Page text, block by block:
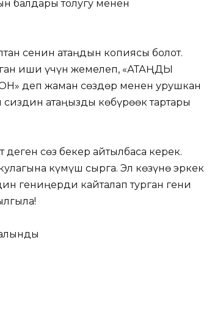
балдары толугу менен
сенин атаңдын копиясы болот.
иши үчүн жемелеп, «АТАҢДЫ
деп жаман сөздөр менен урушкан
атаңызды көбүрөөк тартары
деген сөз бекер айтылбаса керек.
күмүш сырга. Эл көзүнө эркек
гениңерди кайталап турган гени